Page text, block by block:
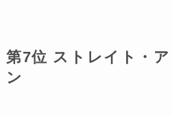
第7位 ストレイト・
ン